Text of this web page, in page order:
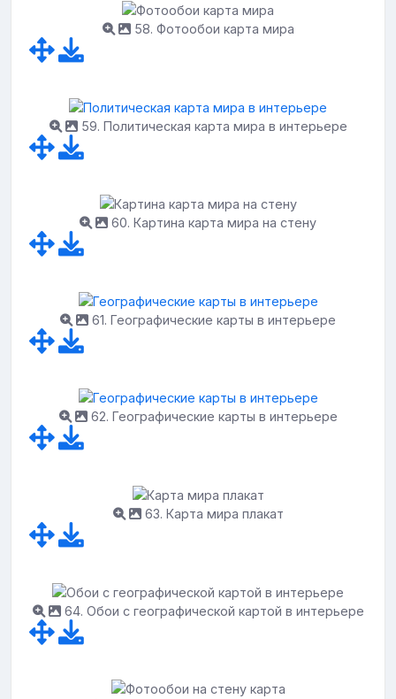
58. Фотообои карта мира
59. Политическая карта мира в интерьере
60. Картина карта мира на стену
61. Географические карты в интерьере
62. Географические карты в интерьере
63. Карта мира плакат
64. Обои с географической картой в интерьере